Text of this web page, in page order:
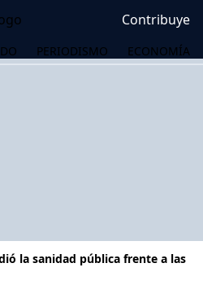
Contribuye
PERIODISMO ECONOMÍA
la sanidad pública frente a las